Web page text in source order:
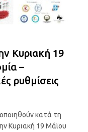
Κυριακή 19
–
ρυθμίσεις
κατά τη
Κυριακή 19 Μάϊου